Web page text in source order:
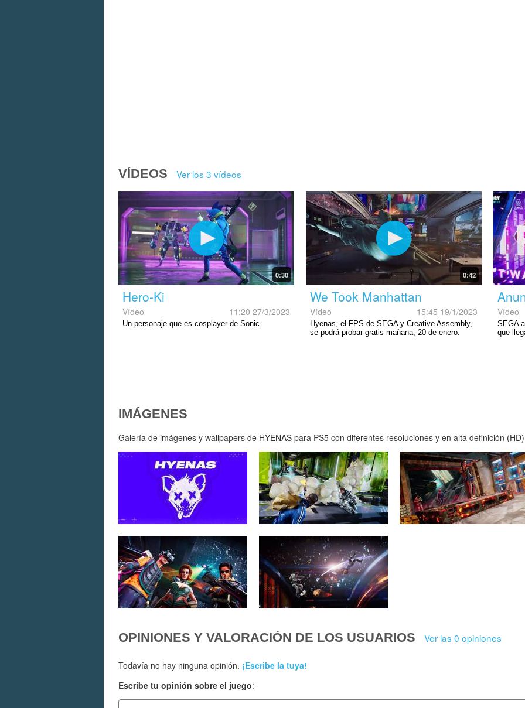
VÍDEOS Ver los 3 vídeos
0:30
Hero-Ki
Vídeo 11:20 27/3/2023
Un personaje que es cosplayer de Sonic.
0:42
We Took Manhattan
Vídeo 15:45 19/1/2023
Hyenas, el FPS de SEGA y Creative Assembly,
se podrá probar gratis mañana, 20 de enero.
Vídeo
SEGA
que
IMÁGENES
Galería de imágenes y wallpapers de HYENAS para PS5 con diferentes resoluciones y en alta definición
OPINIONES Y VALORACIÓN DE LOS USUARIOS Ver las 0 opiniones
Todavía no hay ninguna opinión. ¡Escribe la tuya!
Escribe tu opinión sobre el juego: